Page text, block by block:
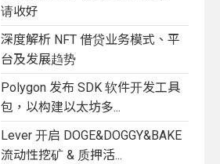
请收好
深度解析 NFT 借贷业务模式、平
台及发展趋势
Polygon 发布 SDK 软件开发工具
包，以构建以太坊多...
Lever 开启 DOGE&DOGGY&BAKE
流动性挖矿 & 质押活...